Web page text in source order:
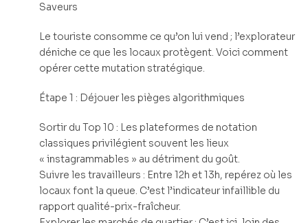
Saveurs
Le touriste consomme ce qu’on lui vend ; l’explorateur
déniche ce que les locaux protègent. Voici comment
opérer cette mutation stratégique.
Étape 1 : Déjouer les pièges algorithmiques
Sortir du Top 10 : Les plateformes de notation
classiques privilégient souvent les lieux
« instagrammables » au détriment du goût.
Suivre les travailleurs : Entre 12h et 13h, repérez où les
locaux font la queue. C’est l’indicateur infaillible du
rapport qualité-prix-fraîcheur.